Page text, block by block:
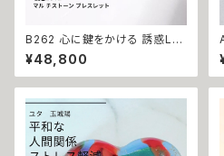
B262 心に鍵をかける 誘惑LO
VEブレスレット 幸せになれる
悪魔術師 べリアル 願望成就 天
然石 マルチストーン ブレスレッ
石 数珠 強力 縁結び 恋結び 良
縁 引き寄せ 叶う マルチカラー
¥48,800